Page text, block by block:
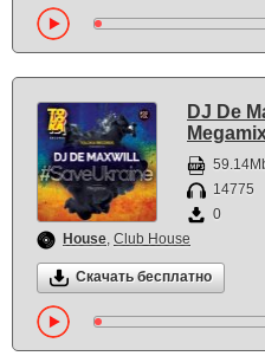
DJ De
14775
0
House, Club House
Скачать бесплатно